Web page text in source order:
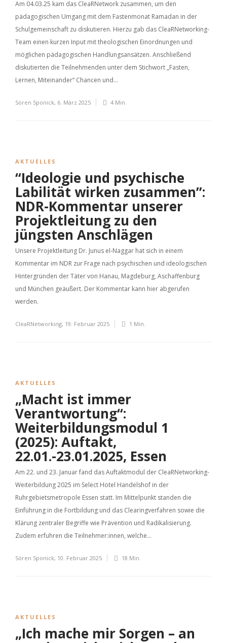
Am 04.03.25 kam das CleaRNetwork zusammen, um den
pädagogischen Umgang mit dem Fastenmonat Ramadan in der
Schulgemeinschaft zu diskutieren. Hierzu gab das CleaRNetworking-
Team einen kurzen Input mit theologischen Einordnungen und
möglichen pädagogischen Handlungsansätzen. Anschließend
diskutierten die Teilnehmenden unter dem Stichwort „Fasten,
Lernen, Miteinander“ Chancen und...
Sören Sponick, 6. März 2025 4 Min.
AKTUELLES
“Ideologie und psychische
Labilität wirken zusammen”:
NDR-Kommentar unserer
Projektleitung zu den
jüngsten Anschlägen
Unsere Projektleitung Dr. Junus el-Naggar hat sich in einem
Kommentar im NDR zur Frage nach psychischen und ideologischen
Hintergründen der Täter von Hanau, Magdeburg, Aschaffenburg
und München geäußert. Der Kommentar kann hier abgerufen
werden.
CleaRNetworking, 19. Februar 2025 1 Min.
AKTUELLES
„Macht ist immer
Verantwortung“:
Weiterbildungsmodul 1
(2025): Auftakt,
22.01.-23.01.2025, Essen
Am 22. und 23. Januar fand das Auftaktmodul der CleaRNetworking-
Weiterbildung 2025 im Select Hotel Handelshof in der
Ruhrgebietsmetropole Essen statt. Im Mittelpunkt standen die
Einführung in die Fortbildung und das Clearingverfahren sowie die
Klärung zentraler Begriffe wie Prävention und Radikalisierung.
Zudem erfuhren die Teilnehmer:innen, welche...
Sören Sponick, 10. Februar 2025 18 Min.
AKTUELLES
„Ich mache mir Sorgen – an